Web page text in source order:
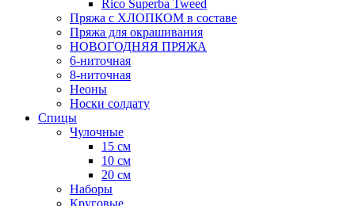
Rico Superba Tweed
Пряжа с ХЛОПКОМ в составе
Пряжа для окрашивания
НОВОГОДНЯЯ ПРЯЖА
6-ниточная
8-ниточная
Неоны
Носки солдату
Спицы
Чулочные
15 см
10 см
20 см
Наборы
Круговые